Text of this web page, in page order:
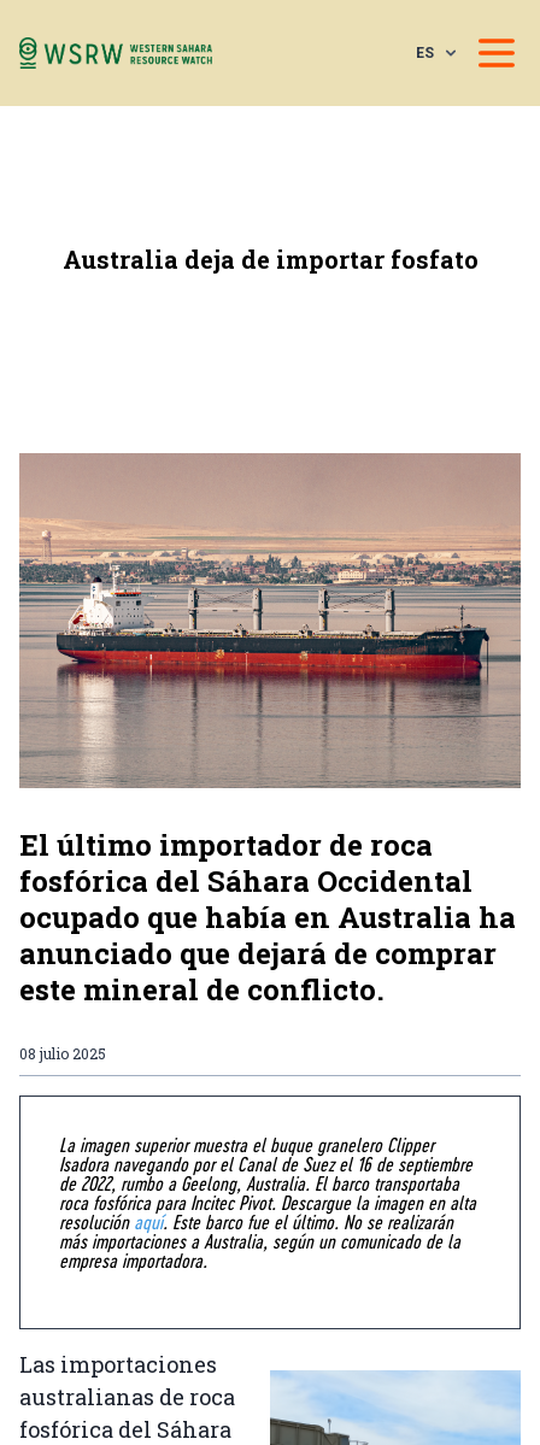
ES
Australia deja de importar fosfato
El último importador de roca
fosfórica del Sáhara Occidental
ocupado que había en Australia ha
anunciado que dejará de comprar
este mineral de conflicto.
08 julio 2025
La imagen superior muestra el buque granelero Clipper
Isadora navegando por el Canal de Suez el 16 de septiembre
de 2022, rumbo a Geelong, Australia. El barco transportaba
roca fosfórica para Incitec Pivot. Descargue la imagen en alta
resolución aquí. Este barco fue el último. No se realizarán
más importaciones a Australia, según un comunicado de la
empresa importadora.
Las importaciones
australianas de roca
fosfórica del Sáhara